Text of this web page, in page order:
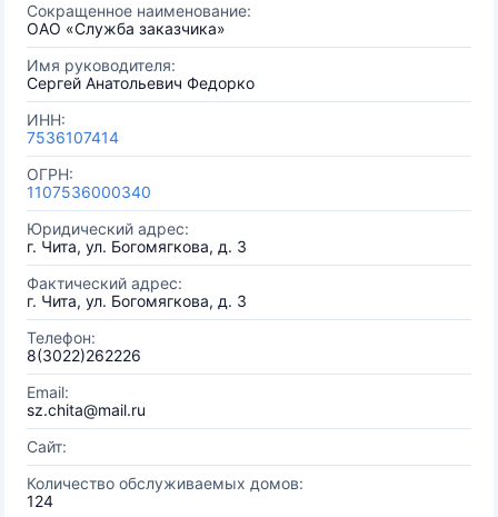
Сокращенное наименование:
ОАО «Служба заказчика»
Имя руководителя:
Сергей Анатольевич Федорко
ИНН:
7536107414
ОГРН:
1107536000340
Юридический адрес:
г. Чита, ул. Богомягкова, д. 3
Фактический адрес:
г. Чита, ул. Богомягкова, д. 3
Телефон:
8(3022)262226
Email:
sz.chita@mail.ru
Сайт:
Количество обслуживаемых домов:
124